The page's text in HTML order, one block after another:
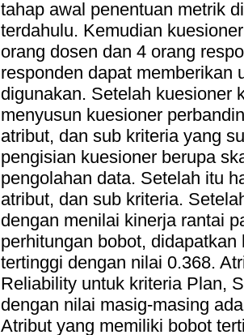
tahap awal penentuan metrik
terdahulu. Kemudian
orang dosen dan 4 orang
responden dapat memberikan
digunakan. Setelah kuesioner
menyusun kuesioner
atribut, dan sub kriteria yang
pengisian kuesioner berupa
pengolahan data. Setelah itu
atribut, dan sub kriteria.
dengan menilai kinerja rantai
perhitungan bobot,
tertinggi dengan nilai 0.368.
Reliability untuk kriteria Plan,
dengan nilai masig-masing
Atribut yang memiliki bobot